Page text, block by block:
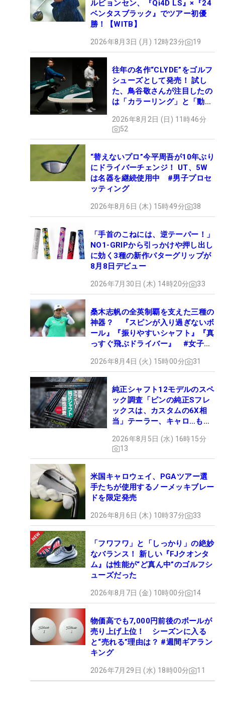
ルビョンセン、『Qi4D LS』×『24
ベンタスブラック』でツアー初優
勝！【WITB】
2026年8月3日 (月) 12時23分 19
往年の名作“CLYDE”をゴルフ
シューズとして発売！ 試し
た、鳥谷敬さんが注目したの
は「カラーリング」と「動き
2026年8月2日 (日) 11時46分
52
“替えないプロ”今平周吾が10年ぶり
にドライバーチェンジ！ UT、5W
は名器を継続使用中 #男子プロセ
ッティング
2026年8月6日 (木) 15時49分 38
「手首のこねには、逆テーパー！」
NO1-GRIPから引っかけや押し出し
に効く3種の新作パターグリップが
8月8日デビュー
2026年7月30日 (木) 14時20分 33
桑木志帆の全英制覇を支えた三種の
神器？ 『スピンが入り過ぎないボ
ール』『振りやすいシャフト』『真
っすぐ飛ぶドライバー』 #女子プ
2026年8月4日 (火) 15時00分 31
純正シャフト12モデルのスペ
ック調査「ピンの純正Sフレ
ックスは、カスタムの6X相
当」テーラー、キャロ…もチ
2026年8月5日 (水) 16時15分
13
米国キャロウェイ、PGAツアー選
手たちが使用するノーメッキブレー
ドを限定発売
2026年8月6日 (木) 10時37分 33
「フワフワ」と「しっかり」の絶妙
なバランス！ 新しい『FJクオンタ
ム』は性能が“ど真ん中”のゴルフシ
ューズだった
2026年8月7日 (金) 10時00分 14
物価高でも7,000円前後のボールが
売り上げ上位！ シーズンに入る
と“売れる”理由は？ #週間ギアラン
キング
2026年7月29日 (水) 18時00分 11